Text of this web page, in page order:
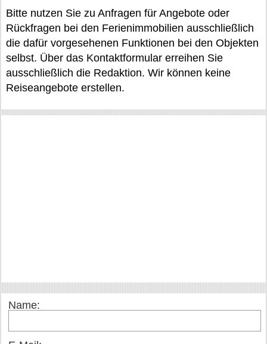
Bitte nutzen Sie zu Anfragen für Angebote oder
Rückfragen bei den Ferienimmobilien ausschließlich
die dafür vorgesehenen Funktionen bei den Objekten
selbst. Über das Kontaktformular erreihen Sie
ausschließlich die Redaktion. Wir können keine
Reiseangebote erstellen.
Name: